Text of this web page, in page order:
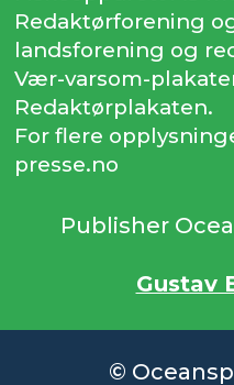
Redaktørforening
landsforening og
Vær-varsom-
Redaktørplakaten.
For flere
presse.no
Publisher
Gustav
©